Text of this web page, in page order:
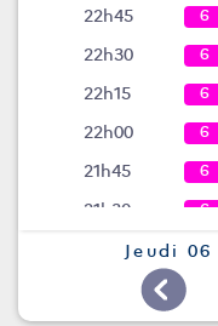
22h45 6
22h30 6
22h15 6
22h00 6
21h45 6
21h30 6
21h15 6
Jeudi